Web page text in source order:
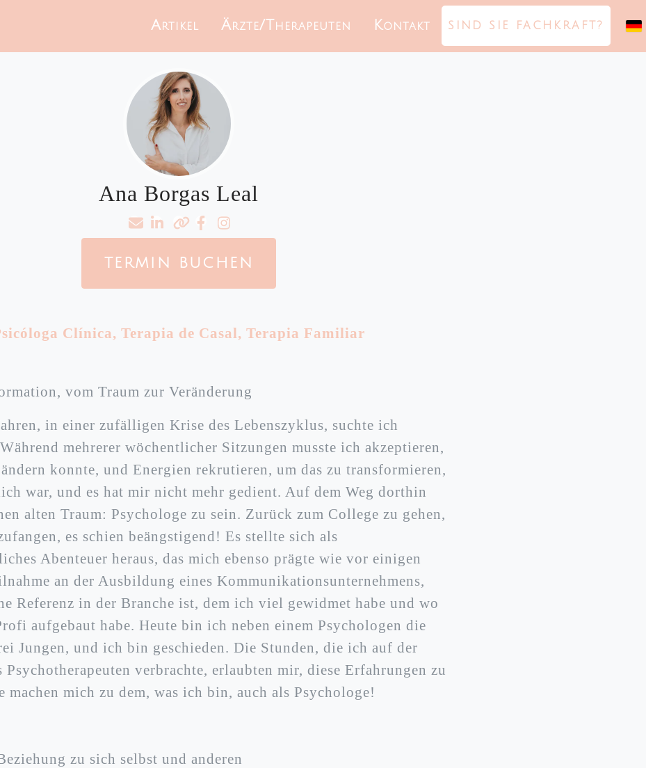
Artikel Ärzte/Therapeuten Kontakt SIND SIE FACHKRAFT?
Ana Borgas Leal
TERMIN BUCHEN
Clínica, Terapia de Casal, Terapia Familiar
vom Traum zur Veränderung
in einer zufälligen Krise des Lebenszyklus, suchte ich
mehrerer wöchentlicher Sitzungen musste ich akzeptieren,
konnte, und Energien rekrutieren, um das zu transformieren,
war, und es hat mir nicht mehr gedient. Auf dem Weg dorthin
alten Traum: Psychologe zu sein. Zurück zum College zu gehen,
es schien beängstigend! Es stellte sich als
Abenteuer heraus, das mich ebenso prägte wie vor einigen
an der Ausbildung eines Kommunikationsunternehmens,
Referenz in der Branche ist, dem ich viel gewidmet habe und wo
aufgebaut habe. Heute bin ich neben einem Psychologen die
Jungen, und ich bin geschieden. Die Stunden, die ich auf der
Psychotherapeuten verbrachte, erlaubten mir, diese Erfahrungen zu
machen mich zu dem, was ich bin, auch als Psychologe!
zu sich selbst und anderen